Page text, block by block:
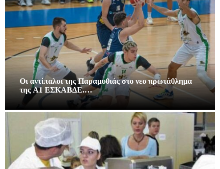
Οι αντίπαλοι της Παραμυθιάς στο νεο πρωτάθλημα
της A1 ΕΣΚΑΒΔΕ.…